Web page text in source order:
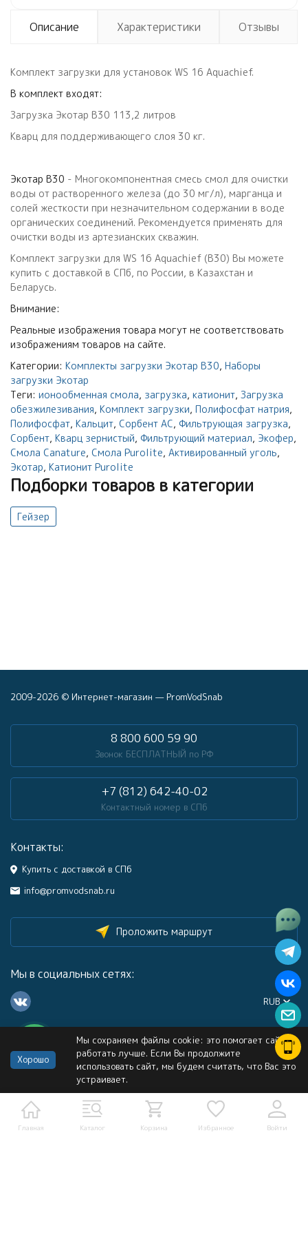
Описание Характеристики Отзывы
Комплект загрузки для установок WS 16 Aquachief.
В комплект входят:
Загрузка Экотар В30 113,2 литров
Кварц для поддерживающего слоя 30 кг.
Экотар В30 - Многокомпонентная смесь смол для очистки
воды от растворенного железа (до 30 мг/л), марганца и
солей жесткости при незначительном содержании в воде
органических соединений. Рекомендуется применять для
очистки воды из артезианских скважин.
Комплект загрузки для WS 16 Aquachief (В30) Вы можете
купить с доставкой в СПб, по России, в Казахстан и
Беларусь.
Внимание:
Реальные изображения товара могут не соответствовать
изображениям товаров на сайте.
Категории: Комплекты загрузки Экотар В30, Наборы
загрузки Экотар
Теги: ионообменная смола, загрузка, катионит, Загрузка
обезжилезивания, Комплект загрузки, Полифосфат натрия,
Полифосфат, Кальцит, Сорбент АС, Фильтрующая загрузка,
Сорбент, Кварц зернистый, Фильтрующий материал, Экофер,
Смола Canature, Смола Purolite, Активированный уголь,
Экотар, Катионит Purolite
Подборки товаров в категории
Гейзер
Главная Каталог Корзина Избранное Войти
2009-2026 © Интернет-магазин — PromVodSnab
8 800 600 59 90
Звонок БЕСПЛАТНЫЙ по РФ
+7 (812) 642-40-02
Контактный номер в СПб
Контакты:
Купить с доставкой в СПб
info@promvodsnab.ru
Проложить маршрут
Мы в социальных сетях:
RUB
Каталог
Услуги
Хорошо
Мы сохраняем файлы cookie: это помогает сайту
работать лучше. Если Вы продолжите
использовать сайт, мы будем считать, что Вас это
устраивает.